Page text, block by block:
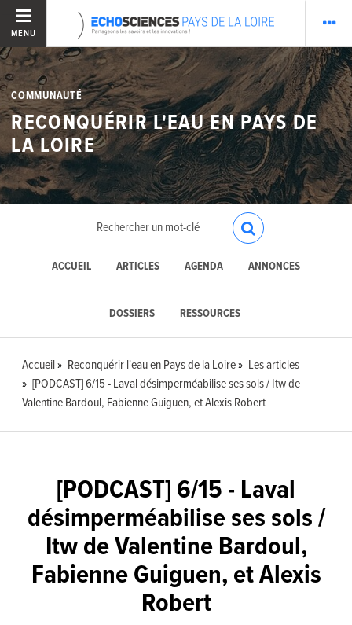
MENU
COMMUNAUTÉ
RECONQUÉRIR L'EAU EN PAYS DE
LA LOIRE
ACCUEIL ARTICLES AGENDA ANNONCES
DOSSIERS RESSOURCES
Accueil Reconquérir l'eau en Pays de la Loire
Les articles
[PODCAST] 6/15 - Laval désimperméabilise ses sols / Itw de
Valentine Bardoul, Fabienne Guiguen, et Alexis Robert
[PODCAST] 6/15 - Laval
désimperméabilise ses sols /
Itw de Valentine Bardoul,
Fabienne Guiguen, et Alexis
Robert